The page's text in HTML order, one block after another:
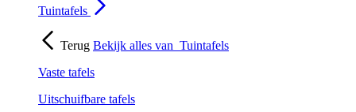
Tuintafels
Terug Bekijk alles van Tuintafels
Vaste tafels
Uitschuifbare tafels